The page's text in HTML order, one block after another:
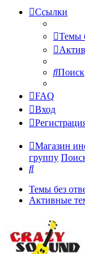
Ссылки
Темы
Поиск
FAQ
Вход
Магазин
группу
Поиск
Темы без
Активные